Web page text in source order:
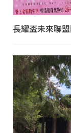
長耀盃未來聯